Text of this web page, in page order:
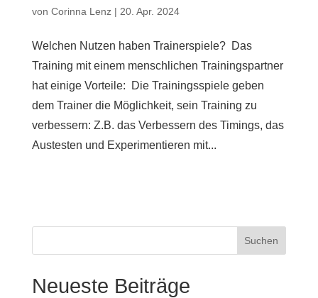
von Corinna Lenz| 20. Apr. 2024
Welchen Nutzen haben Trainerspiele? Das
Training mit einem menschlichen Trainingspartner
hat einige Vorteile: Die Trainingsspiele geben
dem Trainer die Möglichkeit, sein Training zu
verbessern: Z.B. das Verbessern des Timings, das
Austesten und Experimentieren mit...
Neueste Beiträge